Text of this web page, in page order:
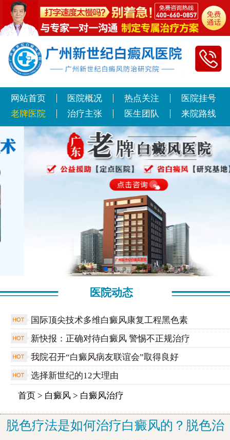
网站首页 医院概况 热点关注
医院挂号
老牌医院
治疗主张 医生团队 来院路线
医院动态
国际顶尖技术多维白癜风康复工程黑色素
新快报：正确对待白癜风 警惕不正规治疗
我院召开“白癜风病友联谊会”取得良好
选择新世纪的12大理由
首页 > 白癜风 > 白癜风治疗
脱色疗法是如何治疗白癜风的？脱色治